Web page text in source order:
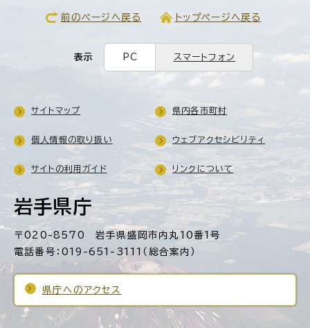
前のページへ戻る トップページへ戻る
表示 PC スマートフォン
岩手県庁
〒020-8570 岩手県盛岡市内丸10番1号
電話番号：019-651-3111（総合案内）
県庁へのアクセス
サイトマップ 県内各市町村
個人情報の取り扱い ウェブアクセシビリティ
サイトの利用ガイド リンクについて